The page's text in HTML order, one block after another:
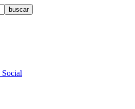
buscar
Social